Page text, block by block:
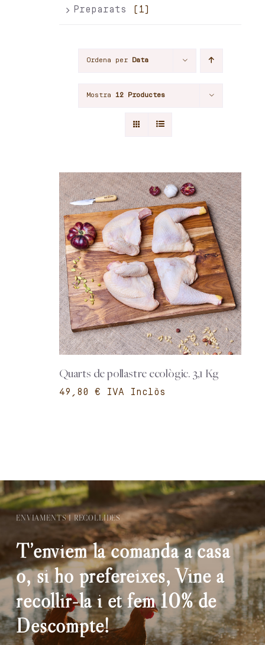
Preparats (1)
Ordena per Data
Mostra 12 Productes
Quarts de pollastre ecològic. 3,1 Kg
€
ENVIAMENTS I RECOLLIDES
T’enviem la comanda a casa
o, si ho prefereixes, Vine a
recollir-la i et fem 10% de
Descompte!